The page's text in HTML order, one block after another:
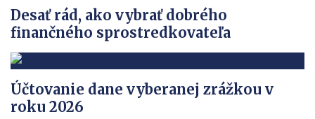
Desať rád, ako vybrať dobrého
finančného sprostredkovateľa
Účtovanie dane vyberanej zrážkou v
roku 2026